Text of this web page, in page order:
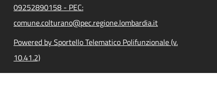
09252890158 - PEC:
comune.colturano@pec.regione.lombardia.it
Powered by Sportello Telematico Polifunzionale (v.
10.41.2)